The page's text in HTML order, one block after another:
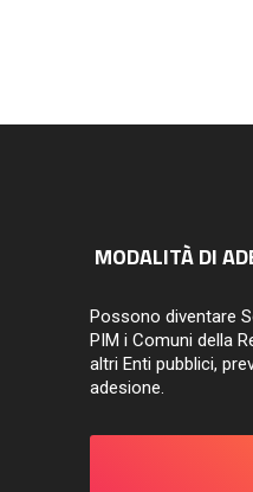
MODALITÀ DI
Possono diventare
PIM i Comuni della
altri Enti pubblici,
adesione.